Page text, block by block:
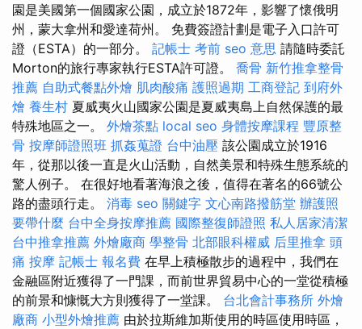
園是美國第一個國家公園，成立於1872年，影響了懷俄明
州，蒙大拿州和愛達荷州。 免費簽證計劃是電子入口許可
證（ESTA）的一部分。 記帳士 考前 seo 意思 請隨時委託
Morton的旅行專家執行ESTA許可證。 喬骨 新竹推拿整骨
推薦 自助式餐點外燴 肌肉酸痛 護照過期 工商登記 到府外
燴 養生村 夏威夷火山國家公園是夏威夷島上自然保護的最
特殊地區之一。 外燴茶點 local seo 身體按摩課程 豐原整
骨 按摩師證照班 抓姦蒐證 台中油壓 該公園成立於1916
年，從那以後一直是火山活動，自然美景和特殊生態系統的
驚人例子。 在很好地看著海浪之後，值得在著名的66號公
路的盡頭行走。 消毒 seo 關鍵字 文心南路撥筋堂 辦護照
要帶什麼 台中全身按摩推薦 國際整復師證照 私人居家清潔
台中推拿推薦 外燴廠商 學整骨 北部眼科權威 后里推拿 頭
痛 按摩 記帳士 報名費 在早上積極散步的過程中，我們在
金融區附近獲得了一門課，而前世界貿易中心的一堂從積極
的前景和慷慨大方則獲得了一堂課。 台北會計事務所 外燴
廠商 小型外燴推薦 由於拉斯維加斯使用的時區使用時區，